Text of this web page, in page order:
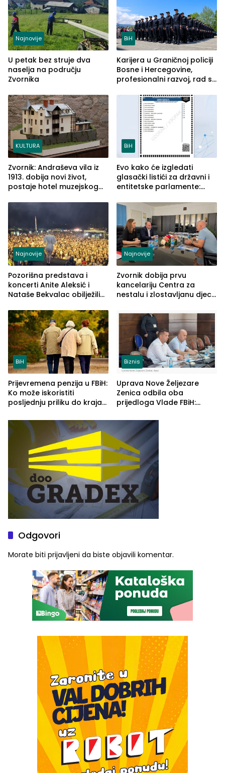
Najnovije
U petak bez struje dva
naselja na području
Zvornika
BiH
Karijera u Graničnoj policiji
Bosne i Hercegovine,
profesionalni razvoj, rad sa
služba građanima
KULTURA
Zvornik: Andraševa vila iz
1913. dobija novi život,
postaje hotel muzejskog
BiH
Evo kako će izgledati
glasački listići za državni i
entitetske parlamente:
vidljive na njima
Najnovije
Pozorišna predstava i
koncerti Anite Aleksić i
Nataše Bekvalac obilježili
ljeta (FOTO)
Najnovije
Zvornik dobija prvu
kancelariju Centra za
nestalu i zlostavljanu djecu
BiH
Prijevremena penzija u FBiH:
Ko može iskoristiti
posljednju priliku do kraja
Biznis
Uprava Nove Željezare
Zenica odbila oba
prijedloga Vlade FBiH:
rješenje
Odgovori
Morate biti prijavljeni da biste objavili komentar.